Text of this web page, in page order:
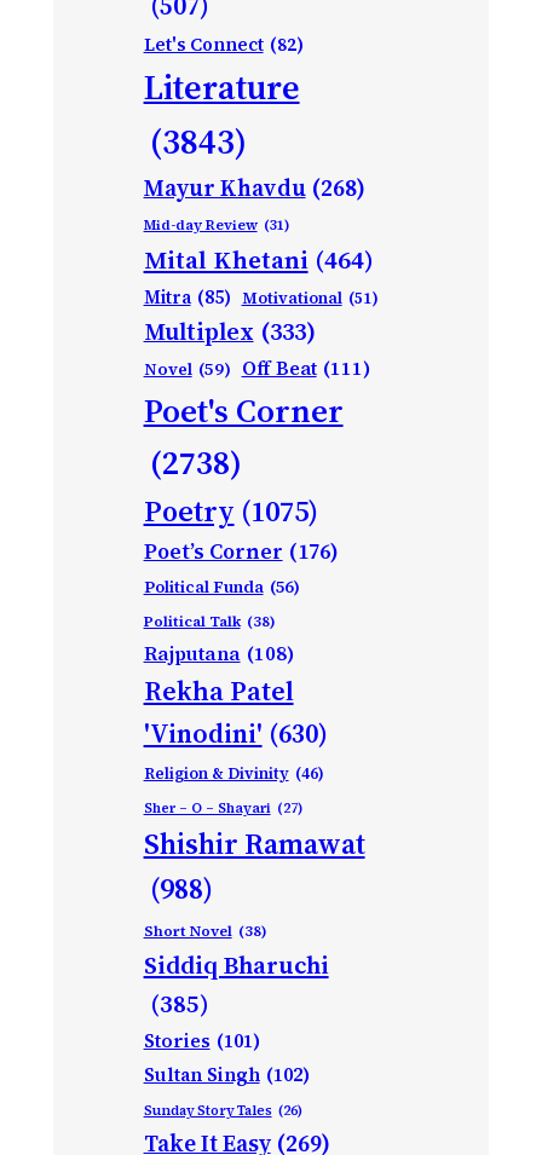
Let's Connect (82)
Literature
(3843)
Mayur Khavdu (268)
Mid-day Review (31)
Mital Khetani (464)
Mitra (85) Motivational (51)
Multiplex (333)
Novel (59) Off Beat (111)
Poet's Corner
(2738)
Poetry (1075)
Poet’s Corner (176)
Political Funda (56)
Political Talk (38)
Rajputana (108)
Rekha Patel
'Vinodini' (630)
Religion & Divinity (46)
Sher – O – Shayari (27)
Shishir Ramawat
(988)
Short Novel (38)
Siddiq Bharuchi
(385)
Stories (101)
Sultan Singh (102)
Sunday Story Tales (26)
Take It Easy (269)